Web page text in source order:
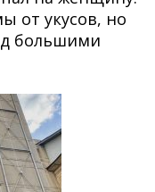
от укусов, но
большими